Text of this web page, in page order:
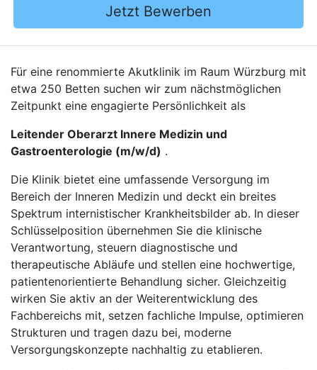
Jetzt Bewerben
Für eine renommierte Akutklinik im Raum Würzburg mit
etwa 250 Betten suchen wir zum nächstmöglichen
Zeitpunkt eine engagierte Persönlichkeit als
Leitender Oberarzt Innere Medizin und
Gastroenterologie (m/w/d) .
Die Klinik bietet eine umfassende Versorgung im
Bereich der Inneren Medizin und deckt ein breites
Spektrum internistischer Krankheitsbilder ab. In dieser
Schlüsselposition übernehmen Sie die klinische
Verantwortung, steuern diagnostische und
therapeutische Abläufe und stellen eine hochwertige,
patientenorientierte Behandlung sicher. Gleichzeitig
wirken Sie aktiv an der Weiterentwicklung des
Fachbereichs mit, setzen fachliche Impulse, optimieren
Strukturen und tragen dazu bei, moderne
Versorgungskonzepte nachhaltig zu etablieren.